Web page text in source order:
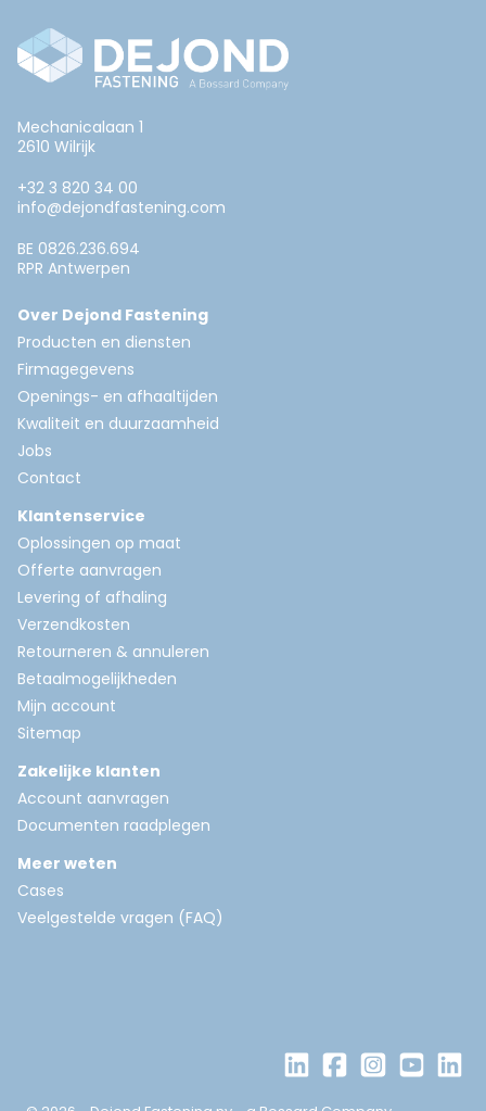
Mechanicalaan 1
2610 Wilrijk
+32 3 820 34 00
info@dejondfastening.com
BE 0826.236.694
RPR Antwerpen
Over Dejond Fastening
Producten en diensten
Firmagegevens
Openings- en afhaaltijden
Kwaliteit en duurzaamheid
Jobs
Contact
Klantenservice
Oplossingen op maat
Offerte aanvragen
Levering of afhaling
Verzendkosten
Retourneren & annuleren
Betaalmogelijkheden
Mijn account
Sitemap
Zakelijke klanten
Account aanvragen
Documenten raadplegen
Meer weten
Cases
Veelgestelde vragen (FAQ)